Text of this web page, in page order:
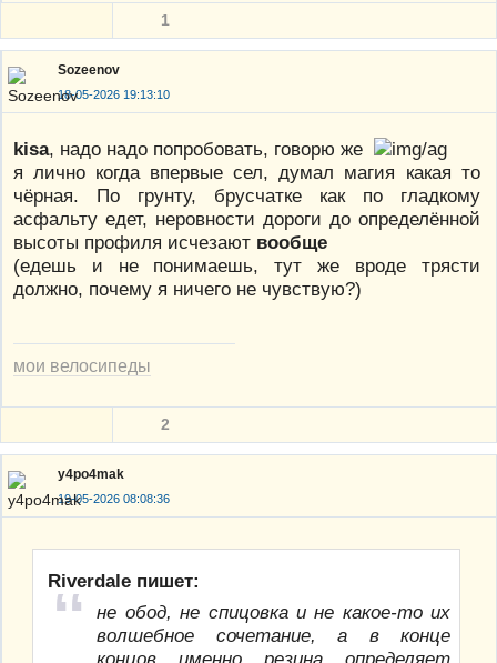
1
Sozeenov
18-05-2026 19:13:10
kisa, надо надо попробовать, говорю же
я лично когда впервые сел, думал магия какая то
чёрная. По грунту, брусчатке как по гладкому
асфальту едет, неровности дороги до определённой
высоты профиля исчезают вообще
(едешь и не понимаешь, тут же вроде трясти
должно, почему я ничего не чувствую?)
мои велосипеды
2
y4po4mak
19-05-2026 08:08:36
Riverdale пишет:
не обод, не спицовка и не какое-то их
волшебное сочетание, а в конце
концов именно резина определяет